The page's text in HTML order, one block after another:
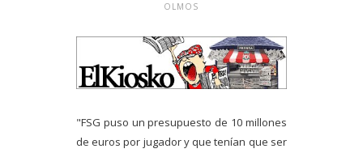
OLMOS
"FSG puso un presupuesto de 10 millones
de euros por jugador y que tenían que ser